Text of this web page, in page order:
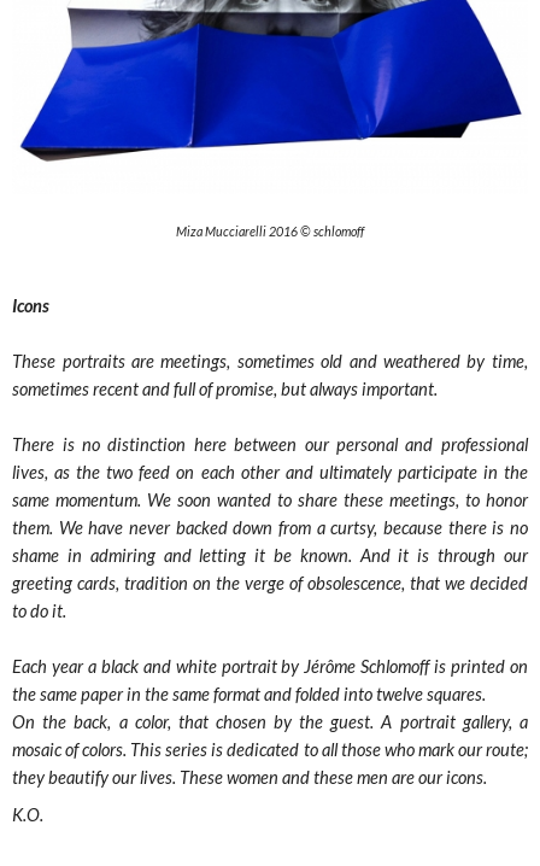
Miza Mucciarelli 2016 © schlomoff
Icons
These portraits are meetings, sometimes old and weathered by time,
sometimes recent and full of promise, but always important.
There is no distinction here between our personal and professional
lives, as the two feed on each other and ultimately participate in the
same momentum. We soon wanted to share these meetings, to honor
them. We have never backed down from a curtsy, because there is no
shame in admiring and letting it be known. And it is through our
greeting cards, tradition on the verge of obsolescence, that we decided
to do it.
Each year a black and white portrait by Jérôme Schlomoff is printed on
the same paper in the same format and folded into twelve squares.
On the back, a color, that chosen by the guest. A portrait gallery, a
mosaic of colors. This series is dedicated to all those who mark our route;
they beautify our lives. These women and these men are our icons.
K.O.